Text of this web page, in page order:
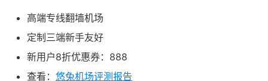
高端专线翻墙机场
定制三端新手友好
新用户8折优惠券：888
查看： 悠兔机场评测报告